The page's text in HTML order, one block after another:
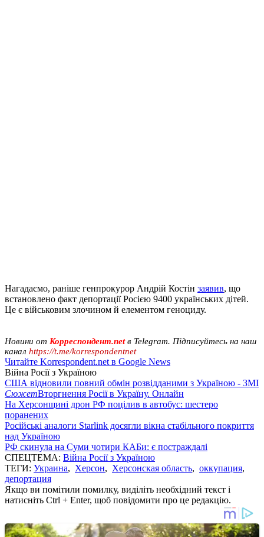
Нагадаємо, раніше генпрокурор Андрій Костін заявив, що
встановлено факт депортації Росією 9400 українських дітей.
Це є військовим злочином й елементом геноциду.
Новини от Корреспондент.netв Telegram. Підписуйтесь на наш
канал https://t.me/korrespondentnet
Читайте Korrespondent.net в Google News
Війна Росії з Україною
США відновили повний обмін розвідданими з Україною - ЗМІ
СюжетВторгнення Росії в Україну. Онлайн
На Херсонщині дрон РФ поцілив в автобус: шестеро
поранених
Російські аналоги Starlink досягли вікна стабільного покриття
над Україною
РФ скинула на Суми чотири КАБи: є постраждалі
СПЕЦТЕМА: Війна Росії з Україною
ТЕГИ: Украина, Херсон, Херсонская область, оккупация,
депортация
Якщо ви помітили помилку, виділіть необхідний текст і
натисніть Ctrl + Enter, щоб повідомити про це редакцію.